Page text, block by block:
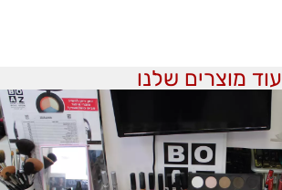
עוד מוצרים שלנו